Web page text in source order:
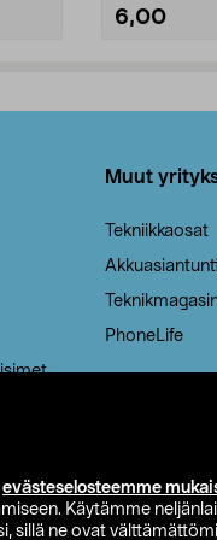
evästeselosteemme
Käytämme
sillä ne ovat
6,00
Muut
Tekniikkaosat
PhoneLife